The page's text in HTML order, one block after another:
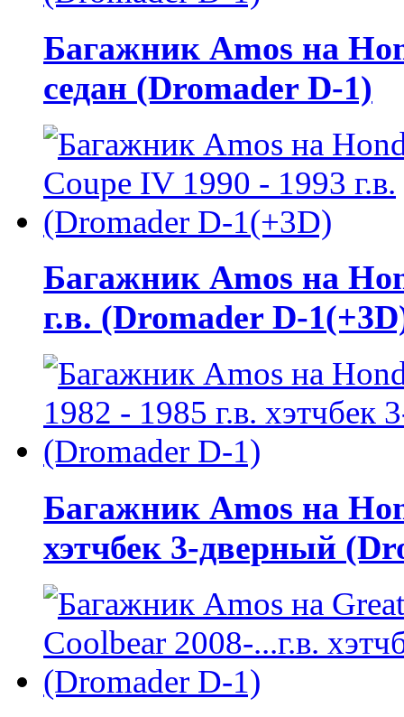
Багажник Amos на
седан (Dromader D-1)
Багажник Amos на
г.в. (Dromader D-
Багажник Amos на
хэтчбек 3-дверный